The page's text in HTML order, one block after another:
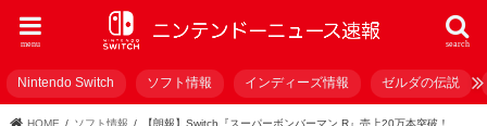
search
menu
Nintendo Switch ソフト情報 インディーズ情報 ゼルダの伝説
HOME ソフト情報 【朗報】Switch『スーパーボンバーマン R』売上20万本突破！